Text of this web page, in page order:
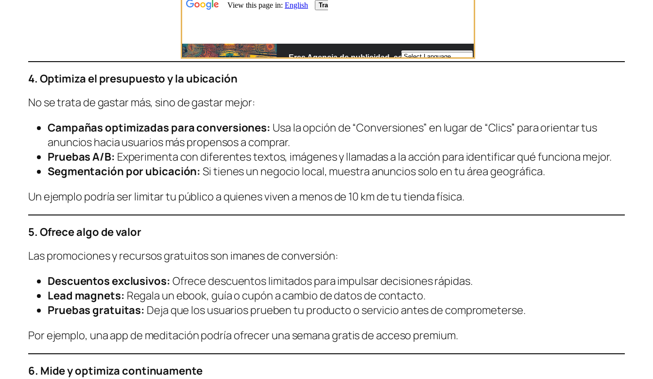
4. Optimiza el presupuesto y la ubicación
No se trata de gastar más, sino de gastar mejor:
Campañas optimizadas para conversiones: Usa la opción de “Conversiones” en lugar de “Clics” para orientar tus
anuncios hacia usuarios más propensos a comprar.
Pruebas A/B: Experimenta con diferentes textos, imágenes y llamadas a la acción para identificar qué funciona mejor.
Segmentación por ubicación: Si tienes un negocio local, muestra anuncios solo en tu área geográfica.
Un ejemplo podría ser limitar tu público a quienes viven a menos de 10 km de tu tienda física.
5. Ofrece algo de valor
Las promociones y recursos gratuitos son imanes de conversión:
Descuentos exclusivos: Ofrece descuentos limitados para impulsar decisiones rápidas.
Lead magnets: Regala un ebook, guía o cupón a cambio de datos de contacto.
Pruebas gratuitas: Deja que los usuarios prueben tu producto o servicio antes de comprometerse.
Por ejemplo, una app de meditación podría ofrecer una semana gratis de acceso premium.
6. Mide y optimiza continuamente